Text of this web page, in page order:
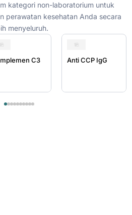
kategori non-laboratorium untuk
perawatan kesehatan Anda secara
menyeluruh.
C3 Anti CCP IgG